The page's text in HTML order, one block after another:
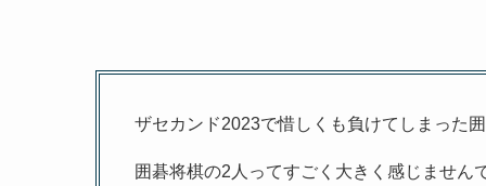
ザセカンド2023で惜しくも負けてしまった囲
囲碁将棋の2人ってすごく大きく感じません